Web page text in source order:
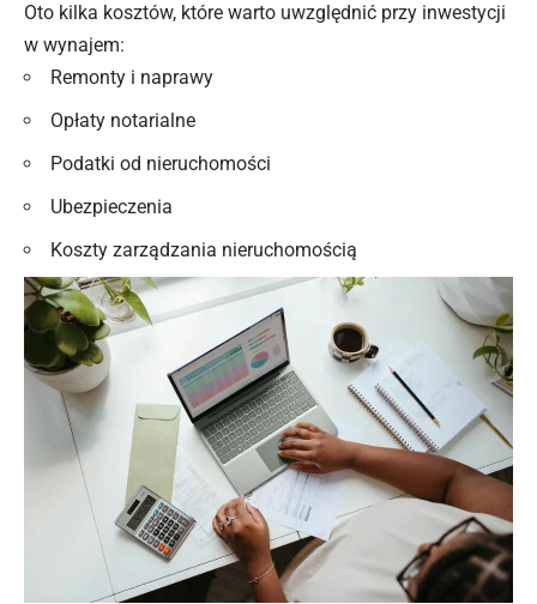
Oto kilka kosztów, które warto uwzględnić przy inwestycji
w wynajem:
Remonty i naprawy
Opłaty notarialne
Podatki od nieruchomości
Ubezpieczenia
Koszty zarządzania nieruchomością